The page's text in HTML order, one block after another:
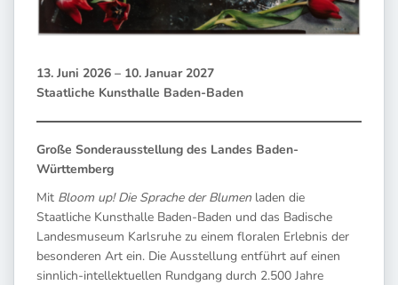
13. Juni 2026 – 10. Januar 2027
Staatliche Kunsthalle Baden-Baden
Große Sonderausstellung des Landes Baden-
Württemberg
Mit Bloom up! Die Sprache der Blumen laden die
Staatliche Kunsthalle Baden-Baden und das Badische
Landesmuseum Karlsruhe zu einem floralen Erlebnis der
besonderen Art ein. Die Ausstellung entführt auf einen
sinnlich-intellektuellen Rundgang durch 2.500 Jahre